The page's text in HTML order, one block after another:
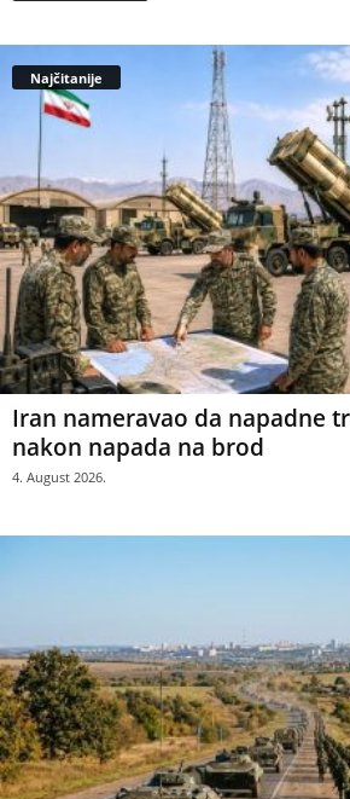
Najčitanije
Iran nameravao da napadne
nakon napada na brod
4. August 2026.